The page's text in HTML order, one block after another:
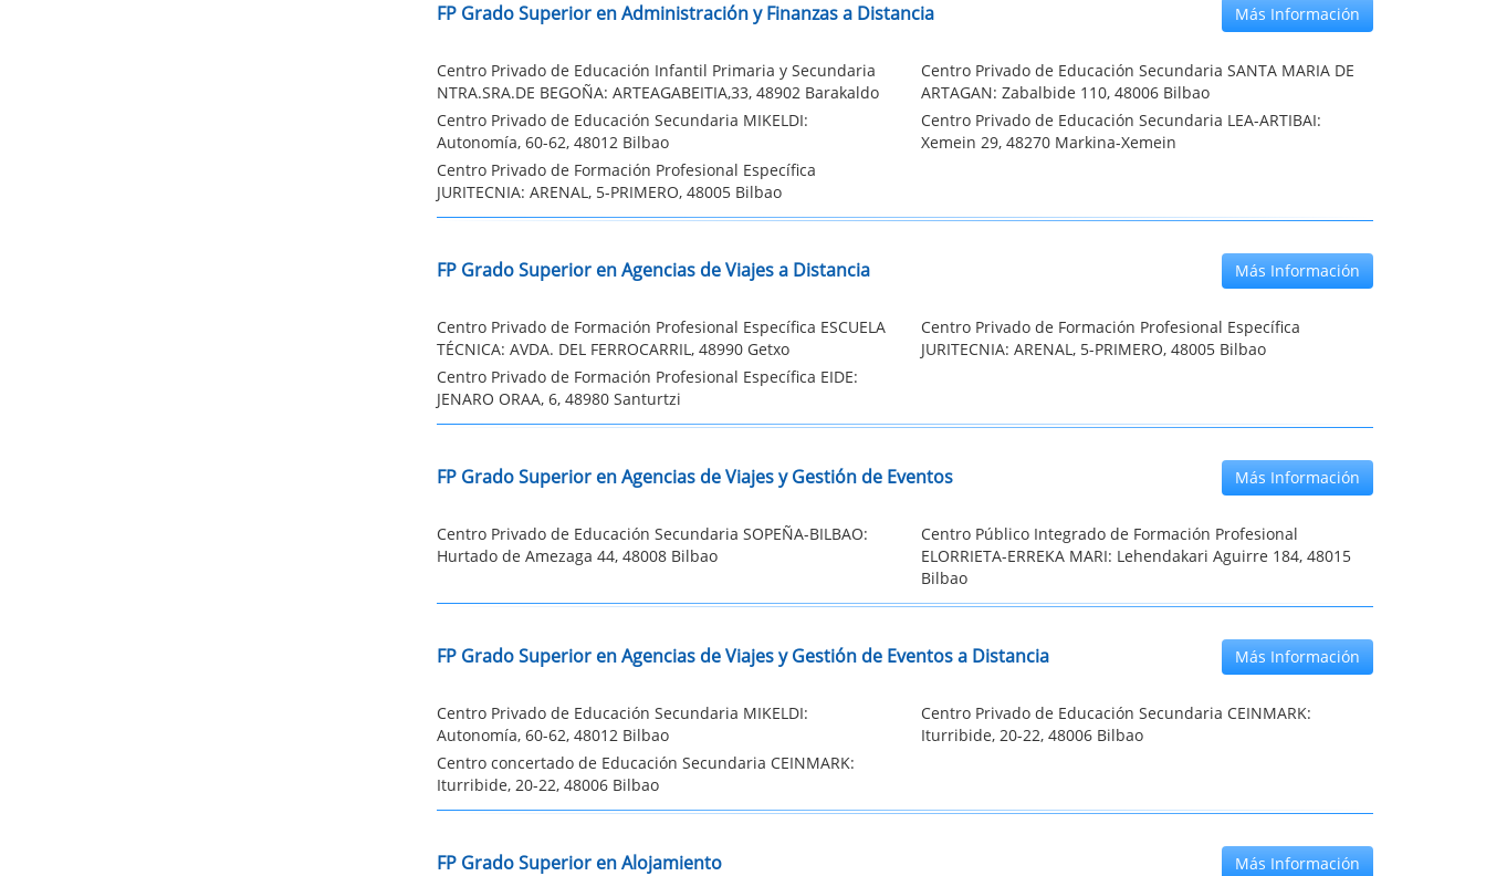
FP Grado Superior en Administración y Finanzas a Distancia Más Información
Centro Privado de Educación Infantil Primaria y Secundaria
NTRA.SRA.DE BEGOÑA: ARTEAGABEITIA,33, 48902 Barakaldo
Centro Privado de Educación Secundaria SANTA MARIA DE
ARTAGAN: Zabalbide 110, 48006 Bilbao
Centro Privado de Educación Secundaria MIKELDI:
Autonomía, 60-62, 48012 Bilbao
Centro Privado de Educación Secundaria LEA-ARTIBAI:
Xemein 29, 48270 Markina-Xemein
Centro Privado de Formación Profesional Específica
JURITECNIA: ARENAL, 5-PRIMERO, 48005 Bilbao
FP Grado Superior en Agencias de Viajes a Distancia Más Información
Centro Privado de Formación Profesional Específica ESCUELA
TÉCNICA: AVDA. DEL FERROCARRIL, 48990 Getxo
Centro Privado de Formación Profesional Específica
JURITECNIA: ARENAL, 5-PRIMERO, 48005 Bilbao
Centro Privado de Formación Profesional Específica EIDE:
JENARO ORAA, 6, 48980 Santurtzi
FP Grado Superior en Agencias de Viajes y Gestión de Eventos Más Información
Centro Privado de Educación Secundaria SOPEÑA-BILBAO:
Hurtado de Amezaga 44, 48008 Bilbao
Centro Público Integrado de Formación Profesional
ELORRIETA-ERREKA MARI: Lehendakari Aguirre 184, 48015
Bilbao
FP Grado Superior en Agencias de Viajes y Gestión de Eventos a Distancia Más Información
Centro Privado de Educación Secundaria MIKELDI:
Autonomía, 60-62, 48012 Bilbao
Centro Privado de Educación Secundaria CEINMARK:
Iturribide, 20-22, 48006 Bilbao
Centro concertado de Educación Secundaria CEINMARK:
Iturribide, 20-22, 48006 Bilbao
FP Grado Superior en Alojamiento Más Información